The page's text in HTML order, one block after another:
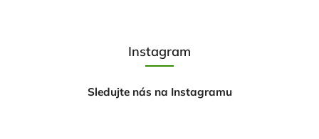
Instagram
Sledujte nás na Instagramu